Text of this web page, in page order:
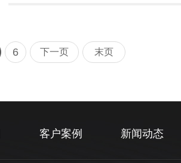
6 下一页 末页
客户案例 新闻动态